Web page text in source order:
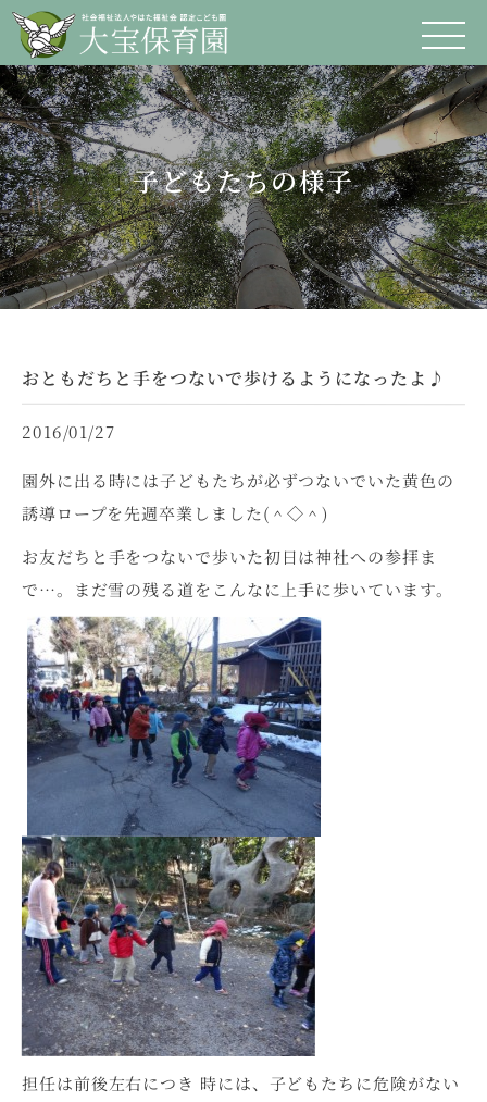
子どもたちの様子
おともだちと手をつないで歩けるようになったよ♪
2016/01/27
園外に出る時には子どもたちが必ずつないでいた黄色の
誘導ロープを先週卒業しました(＾◇＾)
お友だちと手をつないで歩いた初日は神社への参拝ま
で…。まだ雪の残る道をこんなに上手に歩いています。
担任は前後左右につき 時には、子どもたちに危険がない